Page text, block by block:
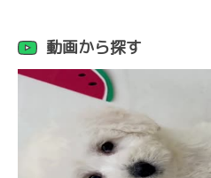
動画から探す